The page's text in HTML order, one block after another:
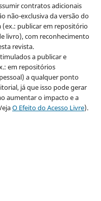
contratos adicionais
não-exclusiva da versão do
publicar em repositório
livro), com reconhecimento
revista.
a publicar e
em repositórios
a qualquer ponto
já que isso pode gerar
aumentar o impacto e a
O Efeito do Acesso Livre).